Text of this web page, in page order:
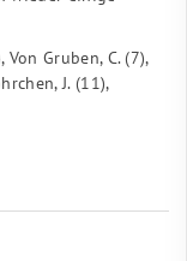
Gruben, C. (7),
J. (11),